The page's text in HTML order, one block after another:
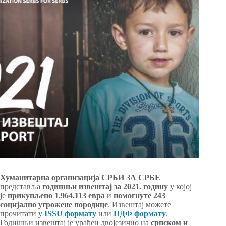
Хуманитарна организација СРБИ ЗА СРБЕ
представља годишњи извештај за 2021. годину у којој
је прикупљено 1.964.113 eвра и помогнуте 243
социјално угрожене породице. Извештај можете
прочитати у ISSU формату или ПДФ формату.
Годишњи извештај је урађен двојезично на српском и